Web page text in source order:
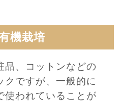
機栽培
品、コットンなどの
クですが、一般的に
使われていることが